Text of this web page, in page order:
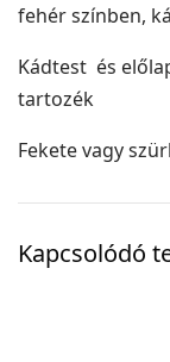
fehér színben,
Kádtest és
tartozék
Fekete vagy
Kapcsolódó